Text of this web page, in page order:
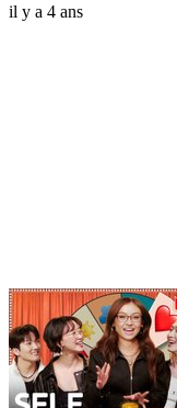
il y a 4 ans